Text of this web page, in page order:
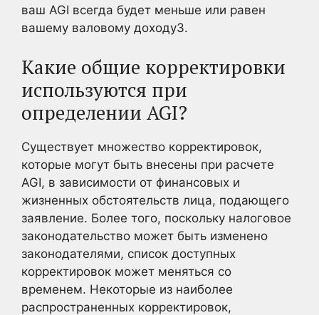
ваш AGI всегда будет меньше или равен
вашему валовому доходу3.
Какие общие корректировки
используются при
определении AGI?
Существует множество корректировок,
которые могут быть внесены при расчете
AGI, в зависимости от финансовых и
жизненных обстоятельств лица, подающего
заявление. Более того, поскольку налоговое
законодательство может быть изменено
законодателями, список доступных
корректировок может меняться со
временем. Некоторые из наиболее
распространенных корректировок,